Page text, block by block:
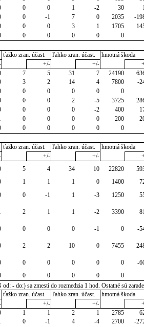
0 0 1 -2 30
0 -1 7 0 2035 -
0 0 3 1 1705
0 0 0 0 0
ťažko zran. účast. ľahko zran. účast. hmotná škoda
+/- +/-
7 5 31 7 24190
3 2 14 4 7800 -
0 0 0 0 0
0 0 2 -5 3725
0 0 0 -2 400
0 0 0 0 200
0 0 0 0 0
ťažko zran. účast. ľahko zran. účast. hmotná škoda
+/- +/-
5 4 34 10 22820
1 1 1 0 1400
0 -1 1 -3 1250
2 1 1 -2 3390
0 0 0 -1 0 -
2 2 10 0 7455
0 0 0 0 0 -
0 0 0 0 0
- do:) sa zmestí do rozmedzia 1 hod. Ostatné sú
ťažko zran. účast. ľahko zran. účast. hmotná škoda
+/- +/-
1 1 2 1 2785
0 -1 4 -4 2700 -